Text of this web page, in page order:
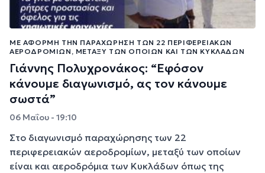
ΜΕ ΑΦΟΡΜΉ ΤΗΝ ΠΑΡΑΧΏΡΗΣΗ ΤΩΝ 22 ΠΕΡΙΦΕΡΕΙΑΚΏΝ
ΑΕΡΟΔΡΟΜΊΩΝ, ΜΕΤΑΞΎ ΤΩΝ ΟΠΟΊΩΝ ΚΑΙ ΤΩΝ ΚΥΚΛΆΔΩΝ
Γιάννης Πολυχρονάκος: “Εφόσον
κάνουμε διαγωνισμό, ας τον κάνουμε
σωστά”
06 Μαΐου - 19:10
Στο διαγωνισμό παραχώρησης των 22
περιφερειακών αεροδρομίων, μεταξύ των οποίων
είναι και αεροδρόμια των Κυκλάδων όπως της